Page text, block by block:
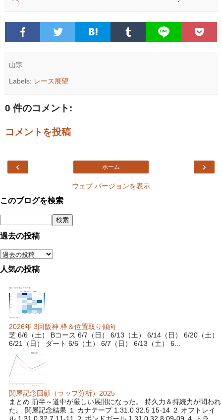
山宗
Labels: レース展望
0 件のコメント:
コメントを投稿
‹ ›
ホーム
ウェブ バージョンを表示
このブログを検索
過去の投稿
人気の投稿
2026年 3回阪神 枠＆位置取り傾向
芝 6/6（土） Bコース 6/7（日） 6/13（土） 6/14（日） 6/20（土）
6/21（日） ダート 6/6（土） 6/7（日） 6/13（土） 6...
関屋記念回顧（ラップ分析）2025
まとめ 前半～道中が厳しい展開になった。 持久力＆持続力が問われ
た。 関屋記念結果 １ カナテープ 1.31.0 32.5 15-14 ２ オフトレイ